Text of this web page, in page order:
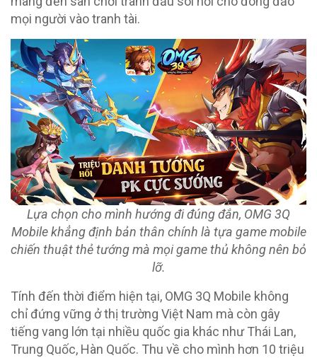
mọi người vào tranh tài.
Lựa chọn cho mình hướng đi đúng đắn, OMG 3Q
Mobile khẳng định bản thân chính là tựa game mobile
chiến thuật thẻ tướng mà mọi game thủ không nên bỏ
lỡ.
Tính đến thời điểm hiện tại, OMG 3Q Mobile không
chỉ đứng vững ở thị trường Việt Nam mà còn gây
tiếng vang lớn tại nhiều quốc gia khác như Thái Lan,
Trung Quốc, Hàn Quốc. Thu về cho mình hơn 10 triệu